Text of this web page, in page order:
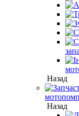
Назад
мотопомп
Назад